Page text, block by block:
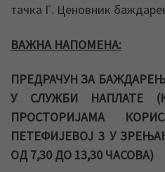
тачка Г. Ценовник
ВАЖНА НАПОМЕНА:
ПРЕДРАЧУН ЗА
У СЛУЖБИ НАПЛАТЕ
ПРОСТОРИЈАМА
ПЕТЕФИЈЕВОЈ 3 У
ОД 7,30 ДО 13,30 ЧАСОВА)